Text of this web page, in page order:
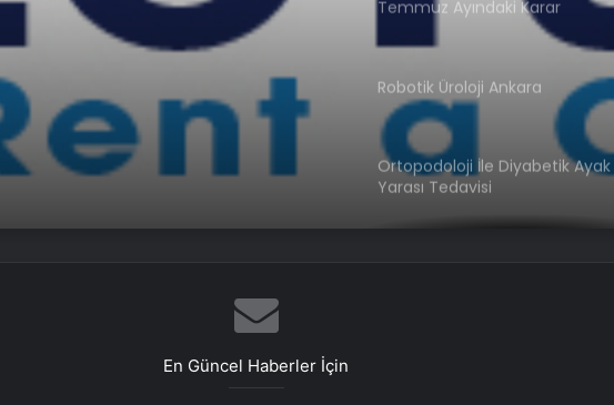
Temmuz Ayındaki Karar
Duruşmasına Çevrildi
Robotik Üroloji Ankara
Ortopodoloji İle Diyabetik Ayak
Yarası Tedavisi
En Güncel Haberler İçin